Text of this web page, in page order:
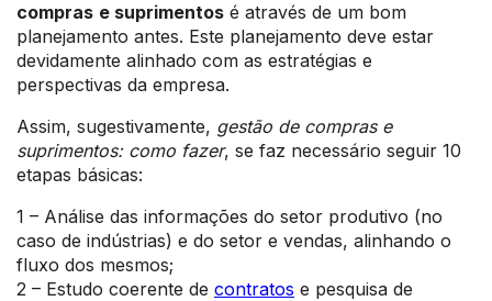
compras e suprimentos é através de um bom
planejamento antes. Este planejamento deve estar
devidamente alinhado com as estratégias e
perspectivas da empresa.
Assim, sugestivamente, gestão de compras e
suprimentos: como fazer, se faz necessário seguir 10
etapas básicas:
1 – Análise das informações do setor produtivo (no
caso de indústrias) e do setor e vendas, alinhando o
fluxo dos mesmos;
2 – Estudo coerente de contratos e pesquisa de